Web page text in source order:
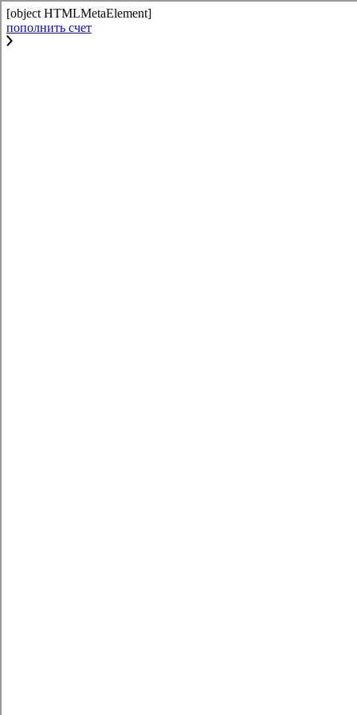
[object HTMLMetaElement]
пополнить счет